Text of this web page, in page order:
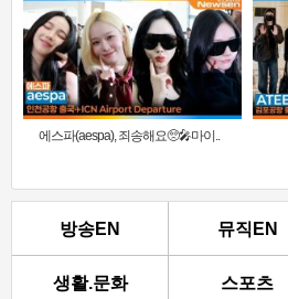
에스파(aespa), 죄송해요🥺🎤마이..
방송EN 뮤직EN
생활.문화 스포츠